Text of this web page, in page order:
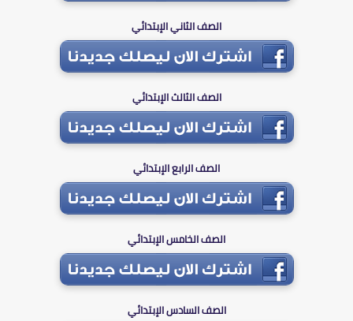
الصف الثاني الإبتدائي
الصف الثالث الإبتدائي
الصف الرابع الإبتدائي
الصف الخامس الإبتدائي
الصف السادس الإبتدائي